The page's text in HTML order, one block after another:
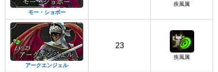
モー・ショボー
疾風属
アークエンジェル
23
疾風属